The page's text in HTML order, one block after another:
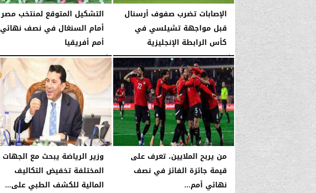
الإصابات تضرب صفوف أرسنال
قبل مواجهة تشيلسي في
كأس الرابطة الإنجليزية
الأربعاء، 14 يناير 2026 04:03 صـ
التشكيل المتوقع لمنتخب مصر
أمام السنغال في نصف نهائي
أمم أفريقيا
الأربعاء، 14 يناير 2026 04:02 صـ
من يربح الملايين، تعرف على
قيمة جائزة الفائز في نصف
نهائي أمم...
وزير الرياضة يبحث مع الجهات
المختلفة تخفيض التكاليف
المالية للكشف الطبي على...